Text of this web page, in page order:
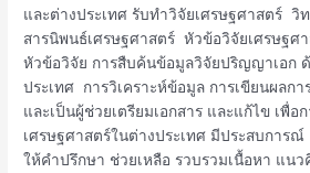
และต่างประเทศ รับทำวิจัยเศรษฐศาสตร์ วิ
สารนิพนธ์เศรษฐศาสตร์ หัวข้อวิจัยเศรษฐศ
หัวข้อวิจัย การสืบค้นข้อมูลวิจัยปริญญาเอก
ประเทศ การวิเคราะห์ข้อมูล การเขียนผลก
และเป็นผู้ช่วยเตรียมเอกสาร และแก้ไข เพื่
เศรษฐศาสตร์ในต่างประเทศ มีประสบการ
ให้คำปรึกษา ช่วยเหลือ รวบรวมเนื้อหา แน